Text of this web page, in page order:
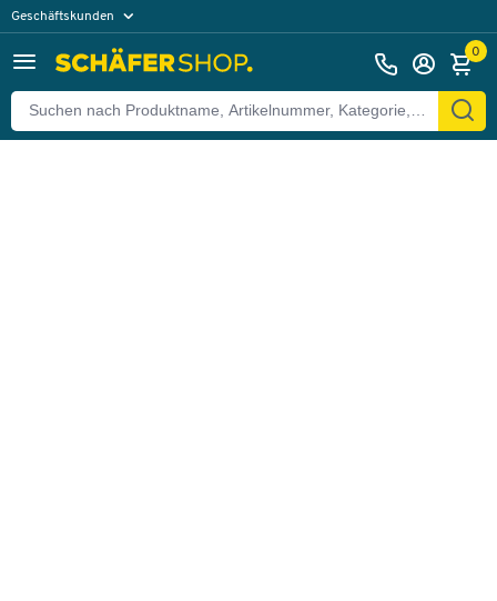
Geschäftskunden
0
Zurück